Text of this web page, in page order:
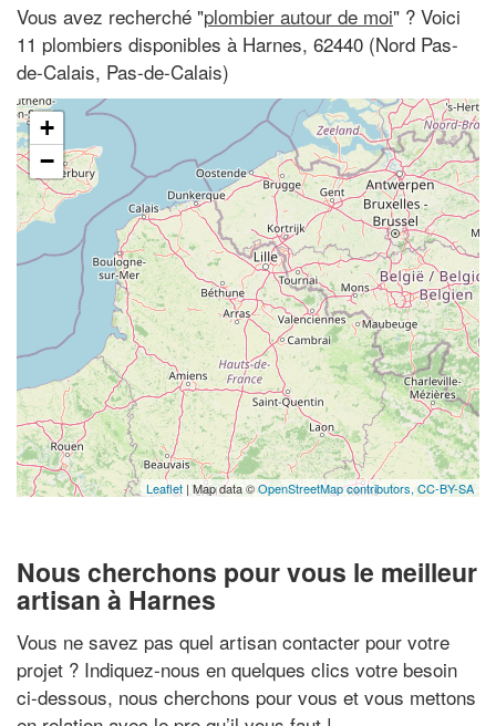
Vous avez recherché "plombier autour de moi" ? Voici
11 plombiers disponibles à Harnes, 62440 (Nord Pas-
de-Calais, Pas-de-Calais)
+
−
Leaflet | Map data ©OpenStreetMap contributors, CC-BY-SA
Nous cherchons pour vous le meilleur
artisan à Harnes
Vous ne savez pas quel artisan contacter pour votre
projet ? Indiquez-nous en quelques clics votre besoin
ci-dessous, nous cherchons pour vous et vous mettons